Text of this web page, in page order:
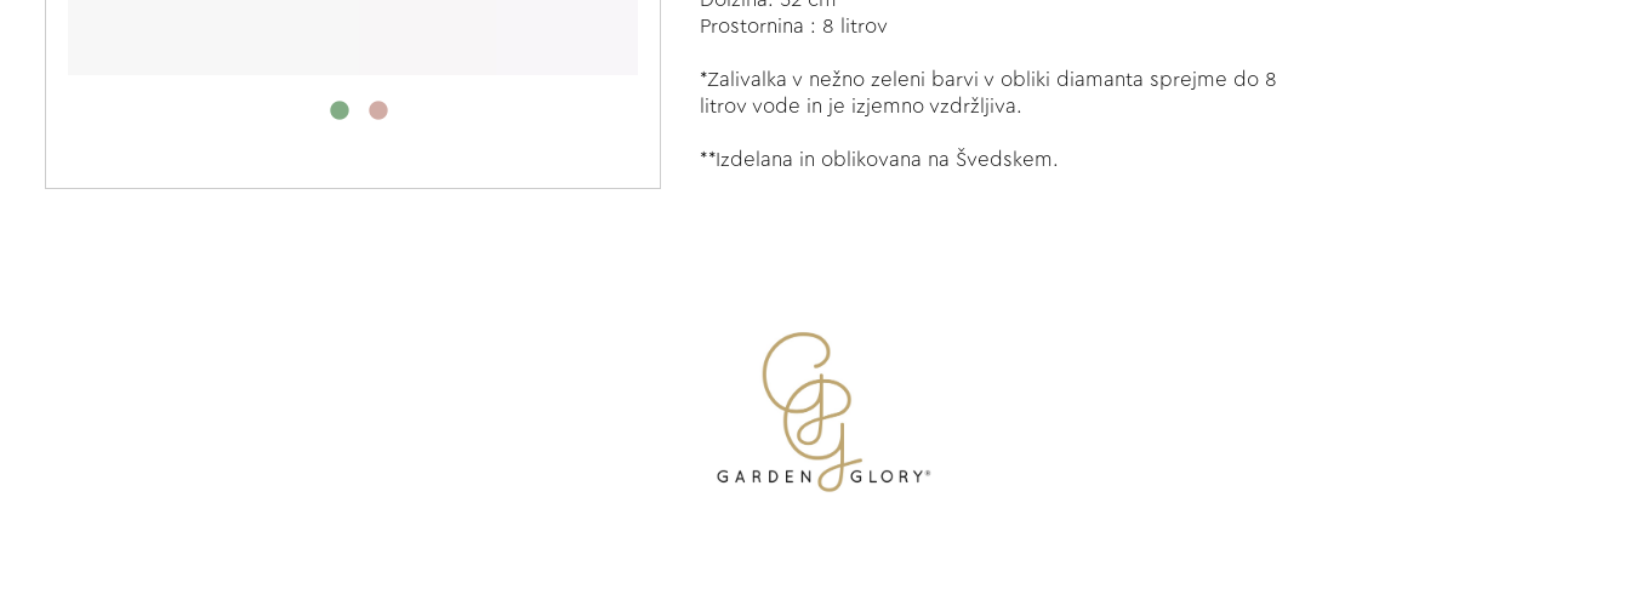
Prostornina : 8 litrov
*Zalivalka v nežno zeleni barvi v obliki diamanta sprejme do 8
litrov vode in je izjemno vzdržljiva.
**Izdelana in oblikovana na Švedskem.